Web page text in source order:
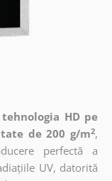
HD pe
de 200 g/m2,
perfectă a
UV, datorită